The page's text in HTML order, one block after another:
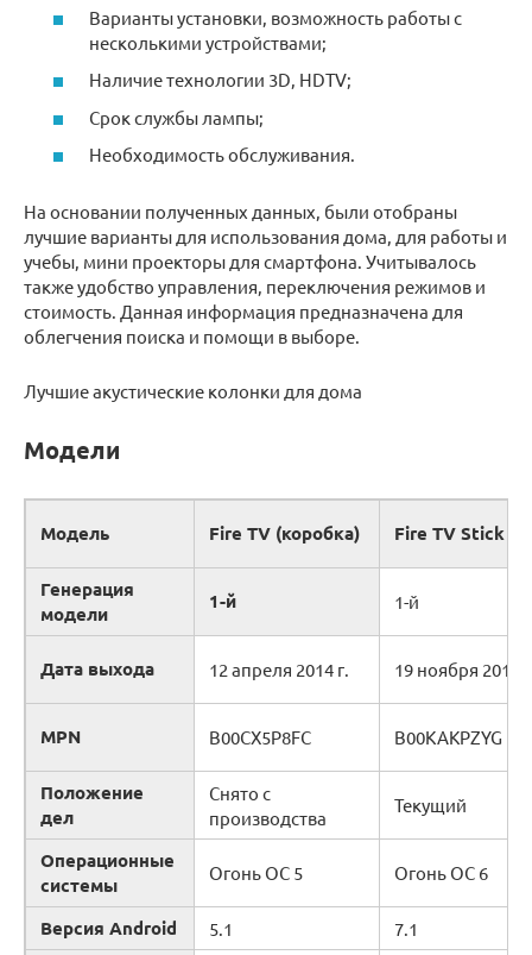
Варианты установки, возможность работы с
несколькими устройствами;
Наличие технологии 3D, HDTV;
Срок службы лампы;
Необходимость обслуживания.
На основании полученных данных, были отобраны
лучшие варианты для использования дома, для работы и
учебы, мини проекторы для смартфона. Учитывалось
также удобство управления, переключения режимов и
стоимость. Данная информация предназначена для
облегчения поиска и помощи в выборе.
Лучшие акустические колонки для дома
Модели
Модель Fire TV (коробка) Fire TV Stick
Генерация
модели
1-й 1-й
Дата выхода 12 апреля 2014 г. 19 ноября 2014
MPN B00CX5P8FC B00KAKPZYG
Положение
дел
Снято с
производства
Текущий
Операционные
системы
Огонь ОС 5 Огонь ОС 6
Версия Android 5.1 7.1